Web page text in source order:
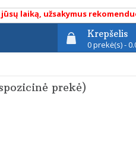
laiką, užsakymus
Krepšelis
0 prekė(s) -
prekė)